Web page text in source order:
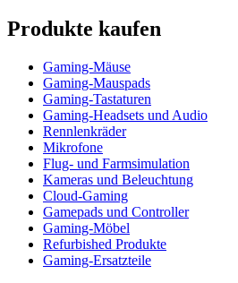
Produkte kaufen
Gaming-Mäuse
Gaming-Mauspads
Gaming-Tastaturen
Gaming-Headsets und Audio
Rennlenkräder
Mikrofone
Flug- und Farmsimulation
Kameras und Beleuchtung
Cloud-Gaming
Gamepads und Controller
Gaming-Möbel
Refurbished Produkte
Gaming-Ersatzteile